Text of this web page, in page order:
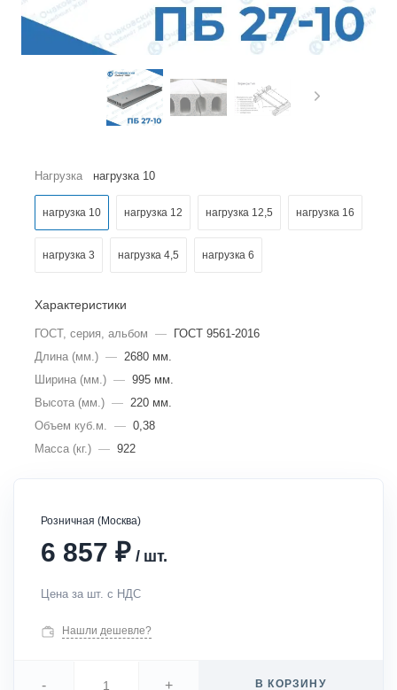
Нагрузка нагрузка 10
нагрузка 10 нагрузка 12 нагрузка 12,5 нагрузка 16
нагрузка 3 нагрузка 4,5 нагрузка 6
Характеристики
ГОСТ, серия, альбом —
ГОСТ 9561-2016
Длина (мм.) — 2680 мм.
Ширина (мм.) — 995 мм.
Высота (мм.) — 220 мм.
Объем куб.м. — 0,38
Масса (кг.) — 922
Розничная (Москва)
6 857 ₽ / шт.
Цена за шт. с НДС
Нашли дешевле?
- + В КОРЗИНУ